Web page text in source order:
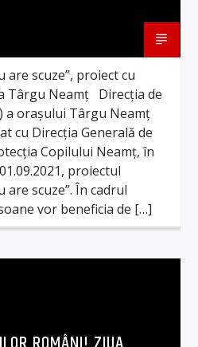
are scuze”, proiect cu
Târgu Neamț Direcția de
a orașului Târgu Neamț
cu Direcția Generală de
Copilului Neamț, în
proiectul
are scuze”. În cadrul
vor beneficia de […]